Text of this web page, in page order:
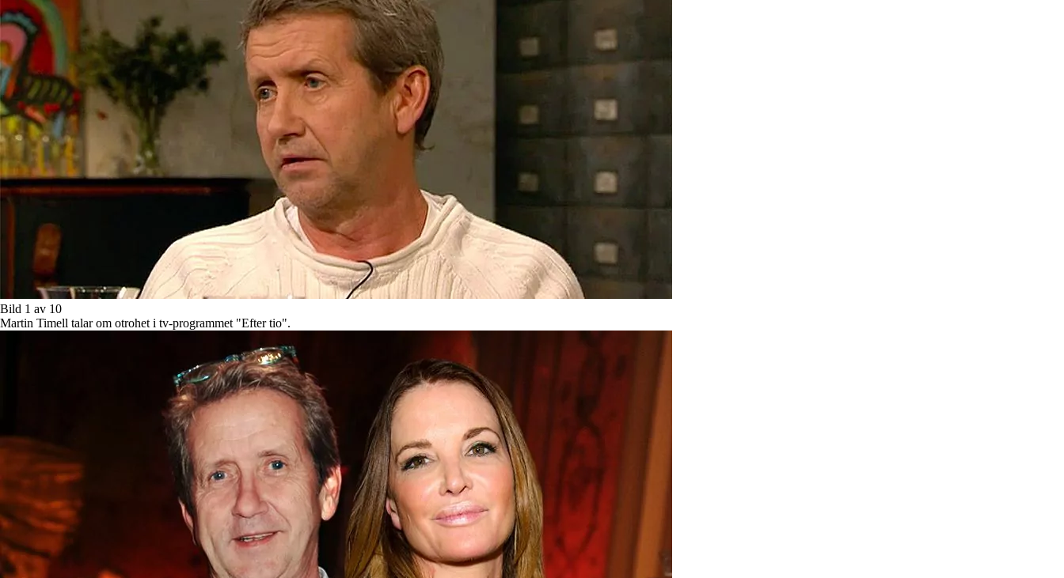
Bild 1 av 10
Martin Timell talar om otrohet i tv-programmet "Efter tio".